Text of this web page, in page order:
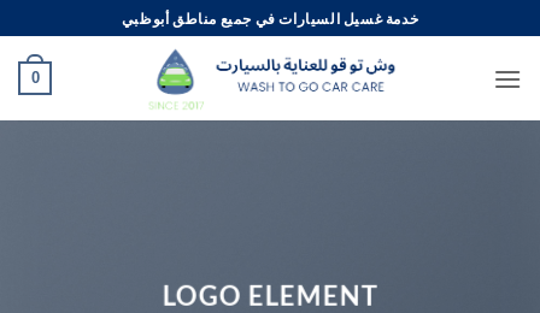
للمحتوى
خدمة غسيل السيارات في جميع مناطق أبوظبي
0
LOGO ELEMENT